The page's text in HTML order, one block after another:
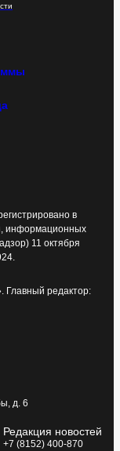
в
информационных
11 октября
редактор:
д. 6
Редакция новостей
+7 (8152) 400-870